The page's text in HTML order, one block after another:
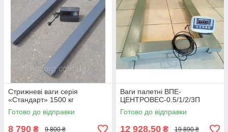
Стрижневі ваги серія
«Стандарт» 1500 кг
Готово до відправки
8 790 ₴ 9 800 ₴
Ваги палетні ВПЕ-
ЦЕНТРОВЕС-0.5/1/2/3П
Готово до відправки
12 928,50 ₴ 19 890 ₴